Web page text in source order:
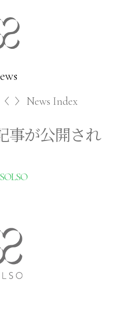
News Index
事が公開され